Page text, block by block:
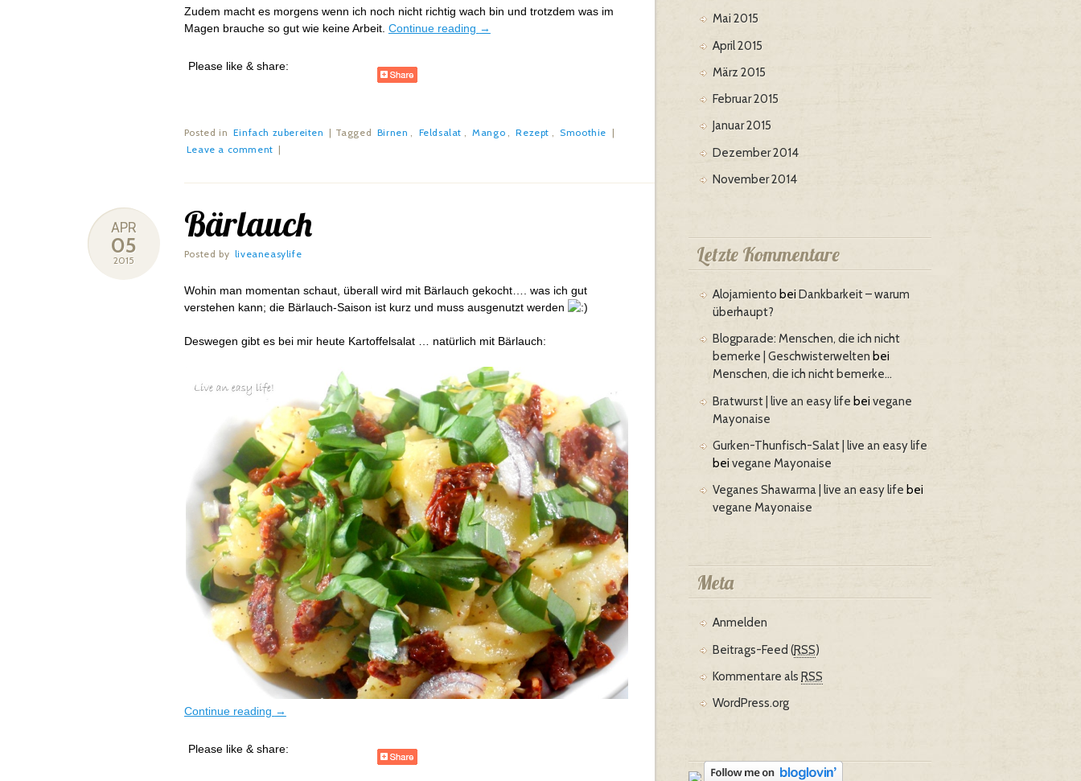
Zudem macht es morgens wenn ich noch nicht richtig wach bin und trotzdem was im
Magen brauche so gut wie keine Arbeit. Continue reading →
Please like & share:
Posted in Einfach zubereiten | Tagged Birnen Feldsalat Mango Rezept Smoothie |
Leave a comment |
APR
05
2015
Bärlauch
Posted by liveaneasylife
Wohin man momentan schaut, überall wird mit Bärlauch gekocht…. was ich gut
verstehen kann; die Bärlauch-Saison ist kurz und muss ausgenutzt werden
Deswegen gibt es bei mir heute Kartoffelsalat … natürlich mit Bärlauch:
Continue reading →
Please like & share:
Mai 2015
April 2015
März 2015
Februar 2015
Januar 2015
Dezember 2014
November 2014
Letzte Kommentare
Alojamiento beiDankbarkeit – warum
überhaupt?
Blogparade: Menschen, die ich nicht
bemerke | Geschwisterwelten bei
Menschen, die ich nicht bemerke…
Bratwurst | live an easy life beivegane
Mayonaise
Gurken-Thunfisch-Salat | live an easy life
beivegane Mayonaise
Veganes Shawarma | live an easy life bei
vegane Mayonaise
Meta
Anmelden
Beitrags-Feed (RSS)
Kommentare alsRSS
WordPress.org